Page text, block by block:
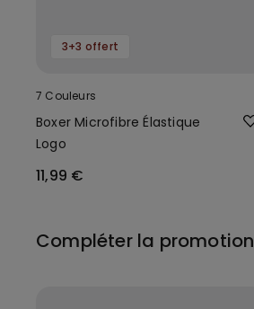
3+3 offert
7 Couleurs
Boxer Microfibre Élastique
Logo
11,99 €
Compléter la promotion